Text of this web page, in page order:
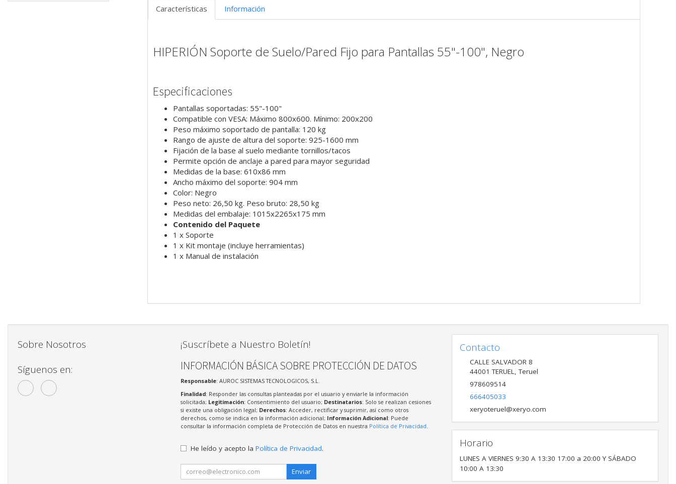
Características Información
HIPERIÓN Soporte de Suelo/Pared Fijo para Pantallas 55"-100", Negro
Especificaciones
Pantallas soportadas: 55"-100"
Compatible con VESA: Máximo 800x600. Mínimo: 200x200
Peso máximo soportado de pantalla: 120 kg
Rango de ajuste de altura del soporte: 925-1600 mm
Fijación de la base al suelo mediante tornillos/tacos
Permite opción de anclaje a pared para mayor seguridad
Medidas de la base: 610x86 mm
Ancho máximo del soporte: 904 mm
Color: Negro
Peso neto: 26,50 kg. Peso bruto: 28,50 kg
Medidas del embalaje: 1015x2265x175 mm
Contenido del Paquete
1 x Soporte
1 x Kit montaje (incluye herramientas)
1 x Manual de instalación
Sobre Nosotros
Síguenos en:
¡Suscríbete a Nuestro Boletín!
INFORMACIÓN BÁSICA SOBRE PROTECCIÓN DE DATOS
Responsable: AUROC SISTEMAS TECNOLOGICOS, S.L.
Finalidad: Responder las consultas planteadas por el usuario y enviarle la información
solicitada; Legitimación: Consentimiento del usuario; Destinatarios: Solo se realizan cesiones
si existe una obligación legal; Derechos: Acceder, rectificar y suprimir, así como otros
derechos, como se indica en la información adicional; Información Adicional: Puede
consultar la información completa de Protección de Datos en nuestra Política de Privacidad.
He leído y acepto la Política de Privacidad.
Enviar
Contacto
CALLE SALVADOR 8
44001 TERUEL,Teruel
978609514
666405033
xeryoteruel@xeryo.com
Horario
LUNES A VIERNES 9:30 A 13:30 17:00 a 20:00 Y SÁBADO
10:00 A 13:30